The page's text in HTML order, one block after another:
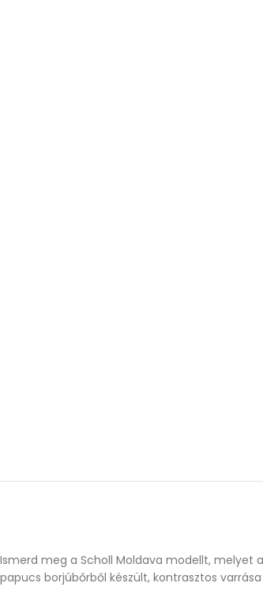
Ismerd meg a Scholl Moldava modellt, melyet
papucs borjúbőrből készült, kontrasztos